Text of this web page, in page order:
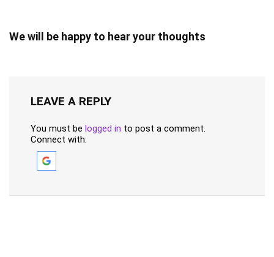
We will be happy to hear your thoughts
LEAVE A REPLY
You must be logged in to post a comment.
Connect with: